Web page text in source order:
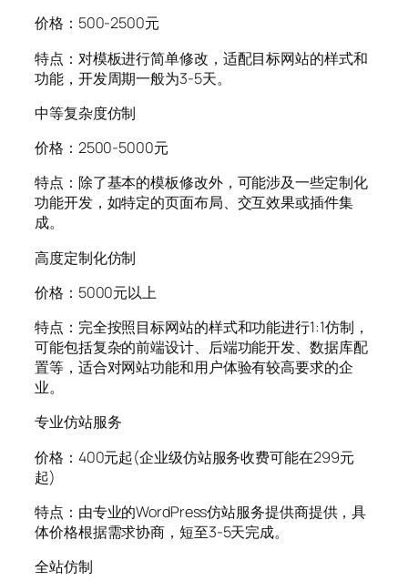
价格：500-2500元
特点：对模板进行简单修改，适配目标网站的样式和
功能，开发周期一般为3-5天。
中等复杂度仿制
价格：2500-5000元
特点：除了基本的模板修改外，可能涉及一些定制化
功能开发，如特定的页面布局、交互效果或插件集
成。
高度定制化仿制
价格：5000元以上
特点：完全按照目标网站的样式和功能进行1:1仿制，
可能包括复杂的前端设计、后端功能开发、数据库配
置等，适合对网站功能和用户体验有较高要求的企
业。
专业仿站服务
价格：400元起(企业级仿站服务收费可能在299元
起)
特点：由专业的WordPress仿站服务提供商提供，具
体价格根据需求协商，短至3-5天完成。
全站仿制